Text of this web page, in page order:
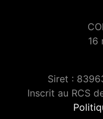
16
Siret :
Inscrit au RCS